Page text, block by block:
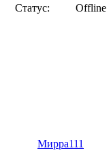
Статус:
Offline
Мирра111